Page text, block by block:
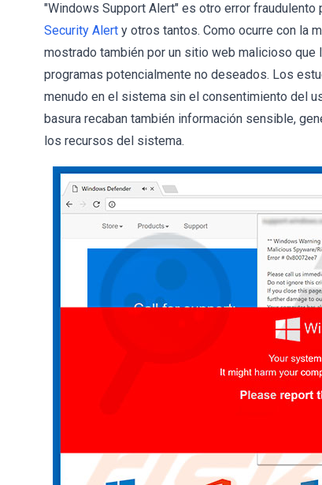
"Windows Support Alert" es otro error fraudulento
Security Alert y otros tantos. Como ocurre con la
mostrado también por un sitio web malicioso
programas potencialmente no deseados. Los
menudo en el sistema sin el consentimiento del
basura recaban también información sensible,
los recursos del sistema.